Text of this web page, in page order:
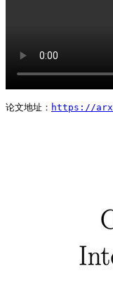
论文地址： https://